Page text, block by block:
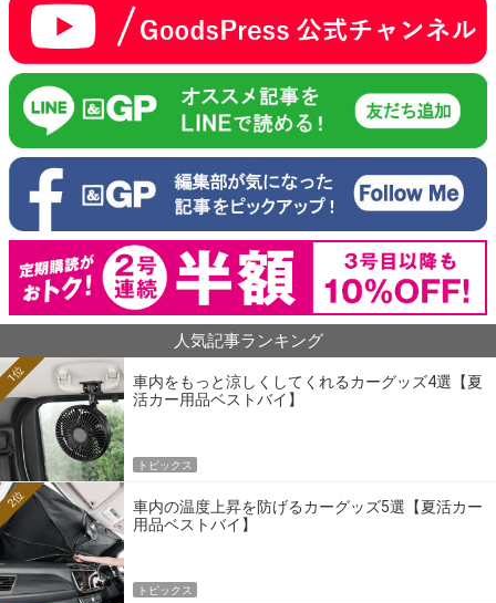
人気記事ランキング
車内をもっと涼しくしてくれるカーグッズ4選【夏
活カー用品ベストバイ】
1位
トピックス
車内の温度上昇を防げるカーグッズ5選【夏活カー
用品ベストバイ】
2位
トピックス